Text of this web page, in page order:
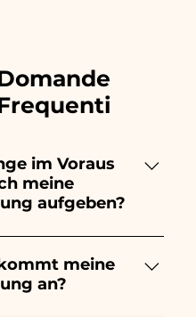
im Voraus
meine
aufgeben?
Ania kreiert und
von Hand,
ihre Herstellung
meine
an?